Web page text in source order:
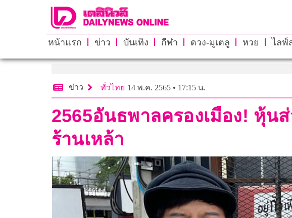
หน้าแรก ข่าว บันเทิง กีฬา ดวง-มูเตลู หวย ไลฟ์
ข่าว ทั่วไทย 14 พ.ค. 2565 • 17:15 น.
2565อันธพาลครองเมือง! หุ้น
ร้านเหล้า